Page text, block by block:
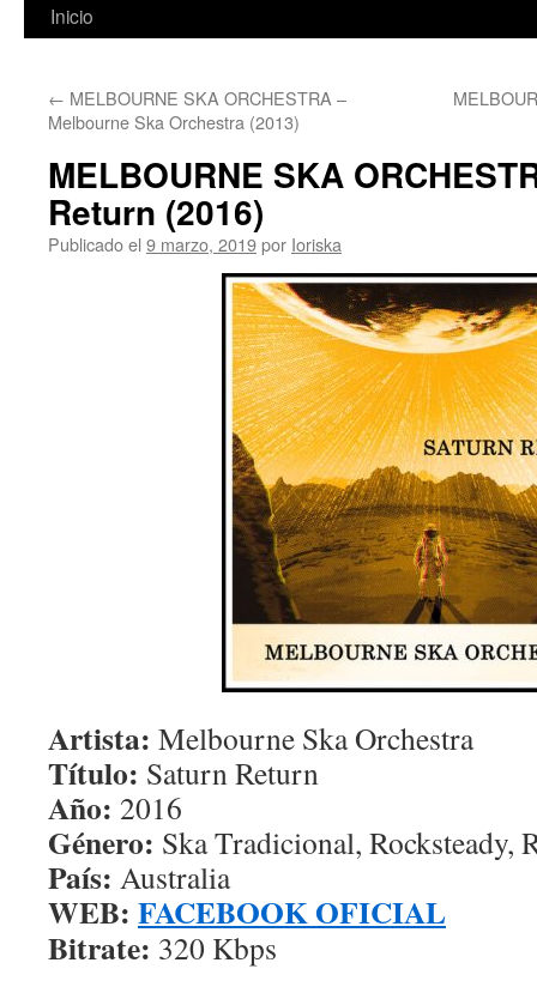
Inicio
← MELBOURNE SKA ORCHESTRA –
Melbourne Ska Orchestra (2013)
MELBOURNE SKA
Return (2016)
Publicado el 9 marzo, 2019por Ioriska
Artista: Melbourne Ska Orchestra
Título: Saturn Return
Año: 2016
Género: Ska Tradicional, Rocksteady,
País: Australia
WEB: FACEBOOK OFICIAL
Bitrate: 320 Kbps